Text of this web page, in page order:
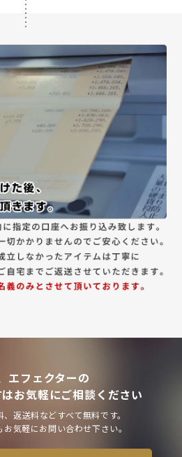
エフェクターの
お気軽にご相談ください
返送料などすべて無料です。
気軽にお問い合わせ下さい。